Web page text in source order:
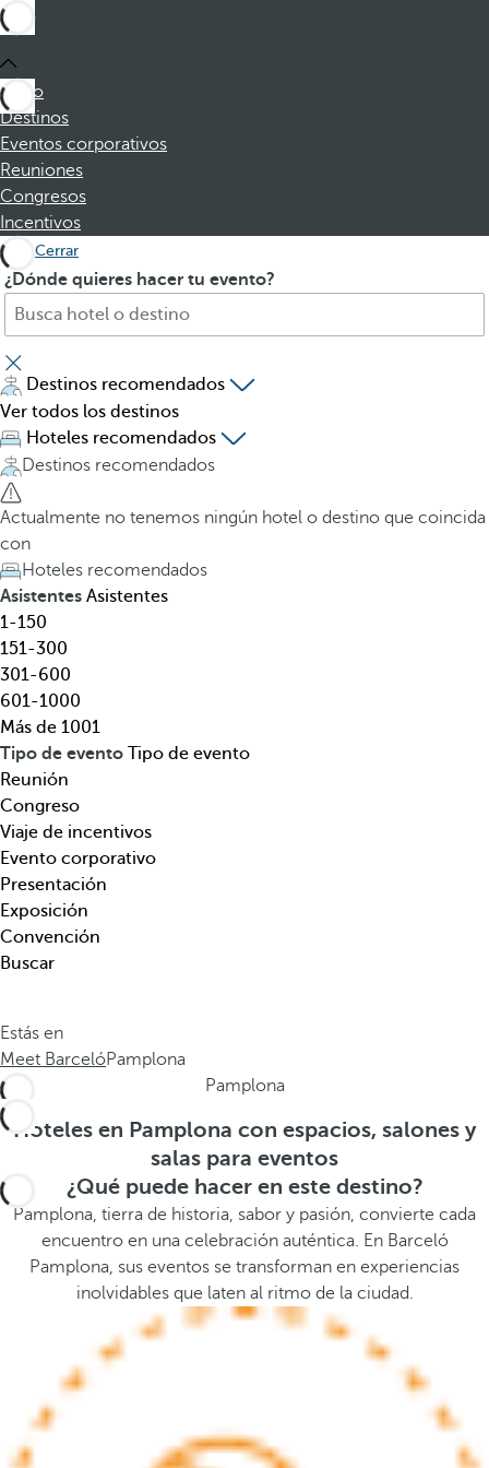
Inicio
Destinos
Eventos corporativos
Reuniones
Congresos
Incentivos
Cerrar
¿Dónde quieres hacer tu evento?
B
s
c
a
h
o
t
e
l
,
d
e
s
t
i
n
o
,
t
e
m
á
t
i
c
a
.
A
p
u
l
s
a
r
l
a
t
e
c
l
a
d
e
f
l
e
c
h
a
h
a
c
i
b
a
j
o
e
Destinos recomendados
Ver todos los destinos
Hoteles recomendados
Destinos recomendados
Actualmente no tenemos ningún hotel o destino que coincida
con
Hoteles recomendados
Asistentes Asistentes
1-150
151-300
301-600
601-1000
Más de 1001
Tipo de evento Tipo de evento
Reunión
Congreso
Viaje de incentivos
Evento corporativo
Presentación
Exposición
Convención
Buscar
Estás en
Meet BarcelóPamplona
Pamplona
Hoteles en Pamplona con espacios, salones y
salas para eventos
¿Qué puede hacer en este destino?
Pamplona, tierra de historia, sabor y pasión, convierte cada
encuentro en una celebración auténtica. En Barceló
Pamplona, sus eventos se transforman en experiencias
inolvidables que laten al ritmo de la ciudad.